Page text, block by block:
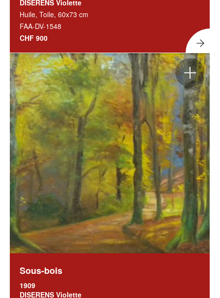
DISERENS Violette
Huile, Toile, 60x73 cm
FAA-DV-1548
CHF 900
Agrandir
l'image
Sous-bois
1909
DISERENS Violette